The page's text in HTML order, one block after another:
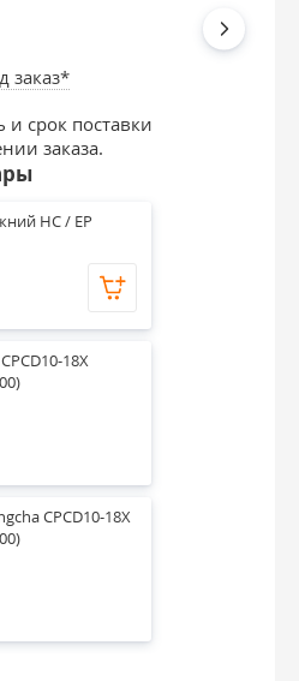
заказ*
и срок поставки
заказа.
HC / EP
18X
CPCD10-18X